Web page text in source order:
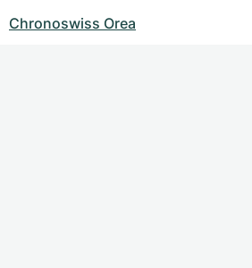
Chronoswiss Orea